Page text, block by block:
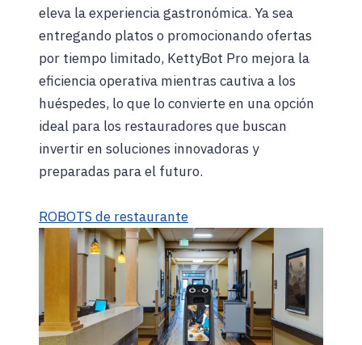
eleva la experiencia gastronómica. Ya sea
entregando platos o promocionando ofertas
por tiempo limitado, KettyBot Pro mejora la
eficiencia operativa mientras cautiva a los
huéspedes, lo que lo convierte en una opción
ideal para los restauradores que buscan
invertir en soluciones innovadoras y
preparadas para el futuro.
ROBOTS de restaurante